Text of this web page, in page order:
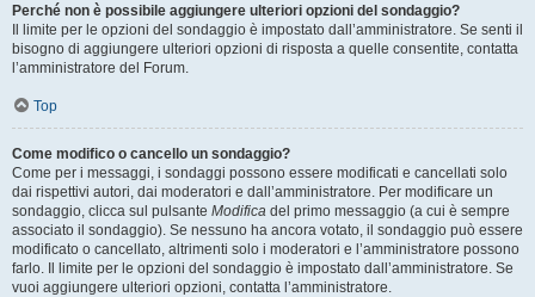
Perché non è possibile aggiungere ulteriori opzioni del sondaggio?
Il limite per le opzioni del sondaggio è impostato dall’amministratore. Se senti il
bisogno di aggiungere ulteriori opzioni di risposta a quelle consentite, contatta
l’amministratore del Forum.
Top
Come modifico o cancello un sondaggio?
Come per i messaggi, i sondaggi possono essere modificati e cancellati solo
dai rispettivi autori, dai moderatori e dall’amministratore. Per modificare un
sondaggio, clicca sul pulsante Modifica del primo messaggio (a cui è sempre
associato il sondaggio). Se nessuno ha ancora votato, il sondaggio può essere
modificato o cancellato, altrimenti solo i moderatori e l’amministratore possono
farlo. Il limite per le opzioni del sondaggio è impostato dall’amministratore. Se
vuoi aggiungere ulteriori opzioni, contatta l’amministratore.